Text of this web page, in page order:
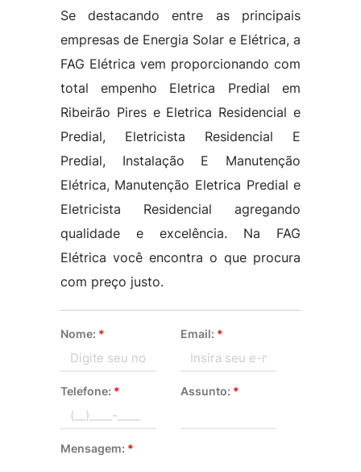
Se destacando entre as principais
empresas de Energia Solar e Elétrica, a
FAG Elétrica vem proporcionando com
total empenho Eletrica Predial em
Ribeirão Pires e Eletrica Residencial e
Predial, Eletricista Residencial E
Predial, Instalação E Manutenção
Elétrica, Manutenção Eletrica Predial e
Eletricista Residencial agregando
qualidade e excelência. Na FAG
Elétrica você encontra o que procura
com preço justo.
Nome: * Email: *
Telefone: * Assunto: *
Mensagem: *